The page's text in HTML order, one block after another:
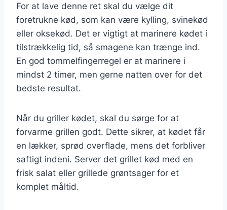
For at lave denne ret skal du vælge dit
foretrukne kød, som kan være kylling, svinekød
eller oksekød. Det er vigtigt at marinere kødet i
tilstrækkelig tid, så smagene kan trænge ind.
En god tommelfingerregel er at marinere i
mindst 2 timer, men gerne natten over for det
bedste resultat.
Når du griller kødet, skal du sørge for at
forvarme grillen godt. Dette sikrer, at kødet får
en lækker, sprød overflade, mens det forbliver
saftigt indeni. Server det grillet kød med en
frisk salat eller grillede grøntsager for et
komplet måltid.